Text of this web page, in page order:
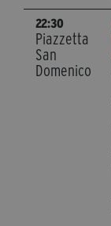
22:30
Piazzetta
San
Domenico